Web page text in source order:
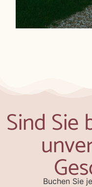
Sind Sie
Buchen Sie